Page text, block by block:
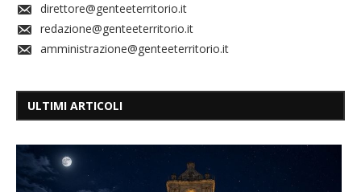
direttore@genteeterritorio.it
redazione@genteeterritorio.it
amministrazione@genteeterritorio.it
ULTIMI ARTICOLI